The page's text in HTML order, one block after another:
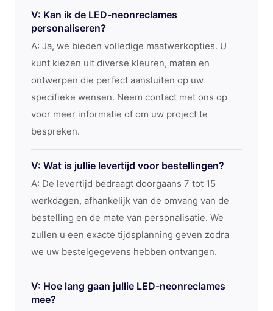
V: Kan ik de LED-neonreclames
personaliseren?
A: Ja, we bieden volledige maatwerkopties. U
kunt kiezen uit diverse kleuren, maten en
ontwerpen die perfect aansluiten op uw
specifieke wensen. Neem contact met ons op
voor meer informatie of om uw project te
bespreken.
V: Wat is jullie levertijd voor bestellingen?
A: De levertijd bedraagt ​​doorgaans 7 tot 15
werkdagen, afhankelijk van de omvang van de
bestelling en de mate van personalisatie. We
zullen u een exacte tijdsplanning geven zodra
we uw bestelgegevens hebben ontvangen.
V: Hoe lang gaan jullie LED-neonreclames
mee?